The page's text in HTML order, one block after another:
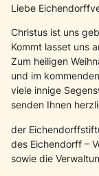
Liebe
Christus ist uns
Kommt lasset uns
Zum heiligen
und im
viele innige
senden Ihnen
der
des Eichendorff –
sowie die